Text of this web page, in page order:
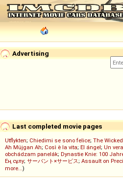
Advertising
Last completed movie pages
Utflykten; Chiedimi se sono felice; The
Ah Müjgan Ah; Così è la vita; El ángel; Un
obchádzam panelák; Dynastie Knie: 100
Ең сұлу; サーバント×サービス; Assault on
more...)